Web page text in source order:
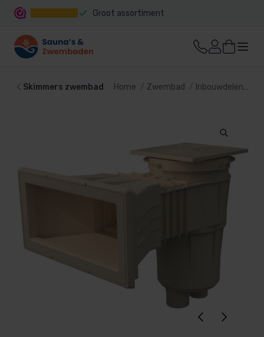
Groot assortiment
Skimmers zwembad Home Zwembad Inbouwdelen